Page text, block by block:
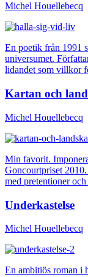
Michel Houellebecq
En poetik från 1991
universumet.
lidandet som villkor
Kartan och
Michel Houellebecq
Min favorit.
Goncourtpriset
med pretentioner
Underkastelse
Michel Houellebecq
En ambitiös roman i